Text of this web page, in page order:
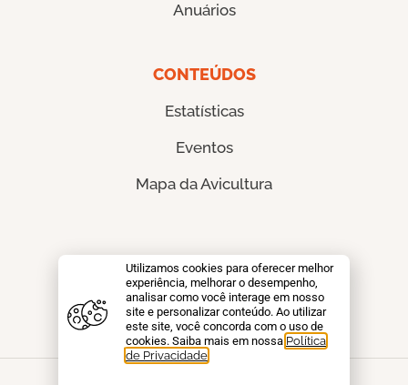
Anuários
CONTEÚDOS
Estatísticas
Eventos
Mapa da Avicultura
CONTATO
Fale conosco
Utilizamos cookies para oferecer melhor
experiência, melhorar o desempenho,
analisar como você interage em nosso
site e personalizar conteúdo. Ao utilizar
este site, você concorda com o uso de
cookies. Saiba mais em nossa Política
de Privacidade